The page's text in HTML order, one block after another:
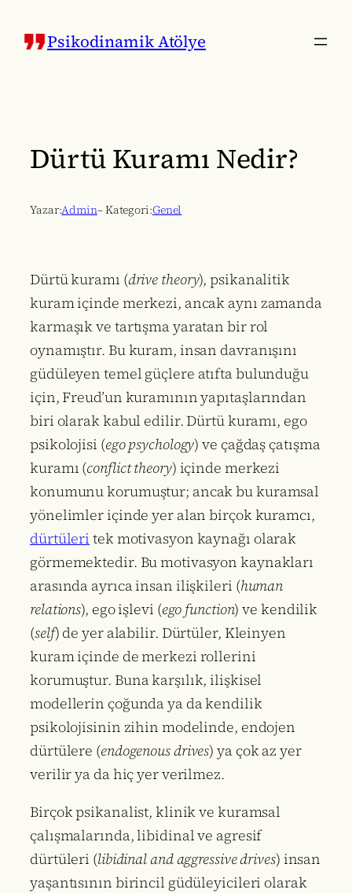
Psikodinamik Atölye
Dürtü Kuramı Nedir?
Yazar:Admin– Kategori:Genel
Dürtü kuramı (drive theory), psikanalitik
kuram içinde merkezi, ancak aynı zamanda
karmaşık ve tartışma yaratan bir rol
oynamıştır. Bu kuram, insan davranışını
güdüleyen temel güçlere atıfta bulunduğu
için, Freud’un kuramının yapıtaşlarından
biri olarak kabul edilir. Dürtü kuramı, ego
psikolojisi (ego psychology) ve çağdaş çatışma
kuramı (conflict theory) içinde merkezi
konumunu korumuştur; ancak bu kuramsal
yönelimler içinde yer alan birçok kuramcı,
dürtüleri tek motivasyon kaynağı olarak
görmemektedir. Bu motivasyon kaynakları
arasında ayrıca insan ilişkileri (human
relations), ego işlevi (ego function) ve kendilik
(self) de yer alabilir. Dürtüler, Kleinyen
kuram içinde de merkezi rollerini
korumuştur. Buna karşılık, ilişkisel
modellerin çoğunda ya da kendilik
psikolojisinin zihin modelinde, endojen
dürtülere (endogenous drives) ya çok az yer
verilir ya da hiç yer verilmez.
Birçok psikanalist, klinik ve kuramsal
çalışmalarında, libidinal ve agresif
dürtüleri (libidinal and aggressive drives) insan
yaşantısının birincil güdüleyicileri olarak